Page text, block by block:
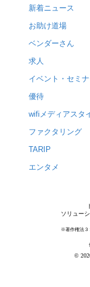
新着ニュース
お助け道場
ベンダーさん
求人
イベント・セミ
優待
wifiメディアスタ
ファクタリング
TARIP
エンタメ
ソリュー
※著作権法３
©